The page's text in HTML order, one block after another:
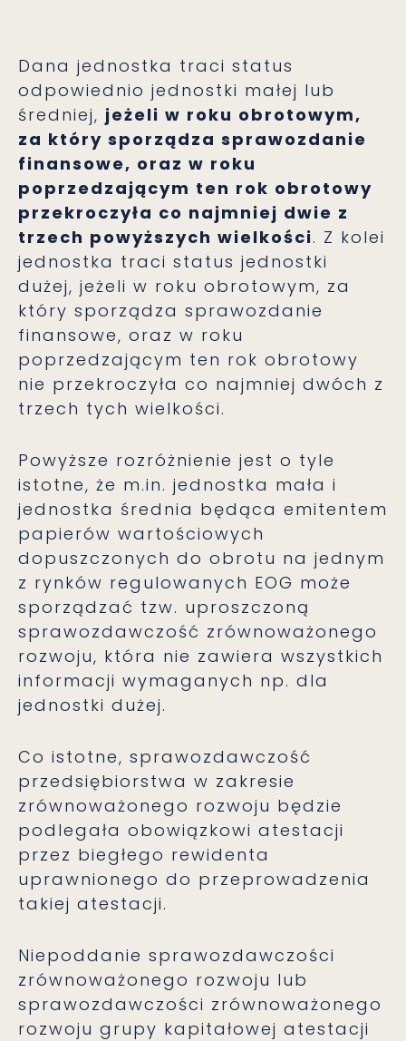
Dana jednostka traci status
odpowiednio jednostki małej lub
średniej, jeżeli w roku obrotowym,
za który sporządza sprawozdanie
finansowe, oraz w roku
poprzedzającym ten rok obrotowy
przekroczyła co najmniej dwie z
trzech powyższych wielkości. Z kolei
jednostka traci status jednostki
dużej, jeżeli w roku obrotowym, za
który sporządza sprawozdanie
finansowe, oraz w roku
poprzedzającym ten rok obrotowy
nie przekroczyła co najmniej dwóch z
trzech tych wielkości.
Powyższe rozróżnienie jest o tyle
istotne, że m.in. jednostka mała i
jednostka średnia będąca emitentem
papierów wartościowych
dopuszczonych do obrotu na jednym
z rynków regulowanych EOG może
sporządzać tzw. uproszczoną
sprawozdawczość zrównoważonego
rozwoju, która nie zawiera wszystkich
informacji wymaganych np. dla
jednostki dużej.
Co istotne, sprawozdawczość
przedsiębiorstwa w zakresie
zrównoważonego rozwoju będzie
podlegała obowiązkowi atestacji
przez biegłego rewidenta
uprawnionego do przeprowadzenia
takiej atestacji.
Niepoddanie sprawozdawczości
zrównoważonego rozwoju lub
sprawozdawczości zrównoważonego
rozwoju grupy kapitałowej atestacji